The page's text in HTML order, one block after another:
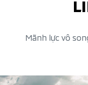
Mãnh lực vô